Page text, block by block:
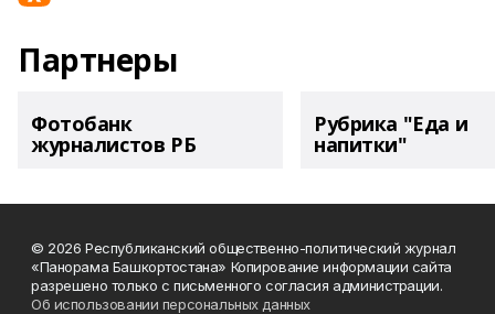
Партнеры
Фотобанк
журналистов РБ
Рубрика "Еда и
напитки"
© 2026 Республиканский общественно-политический журнал
«Панорама Башкортостана» Копирование информации сайта
разрешено только с письменного согласия администрации.
Об использовании персональных данных